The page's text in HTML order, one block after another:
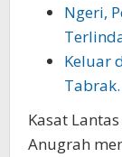
Ngeri,
Keluar
Kasat
Anugrah